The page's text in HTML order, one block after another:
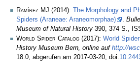
Ramírez MJ (2014): The Morphology and
Spiders (Araneae: Araneomorphae)
.
Museum of Natural History 390, 374 S.,
World Spider Catalog (2017): World
History Museum Bern, online auf http://
18.0, abgerufen am 2017-03-20, doi: